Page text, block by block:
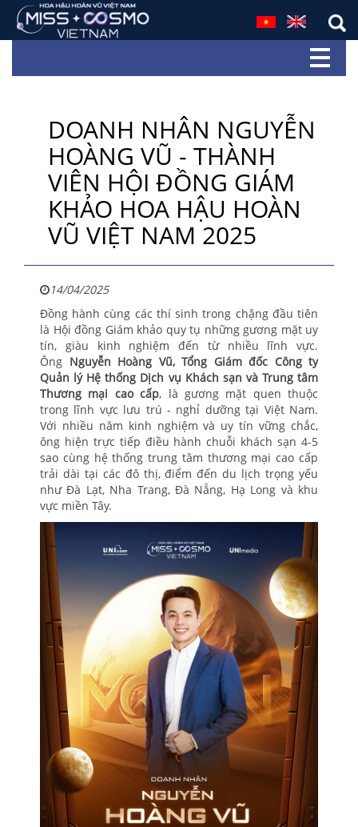
DOANH NHÂN NGUYỄN
HOÀNG VŨ - THÀNH
VIÊN HỘI ĐỒNG GIÁM
KHẢO HOA HẬU HOÀN
VŨ VIỆT NAM 2025
14/04/2025
Đồng hành cùng các thí sinh trong chặng đầu tiên
là Hội đồng Giám khảo quy tụ những gương mặt uy
tín, giàu kinh nghiệm đến từ nhiều lĩnh vực.
Ông Nguyễn Hoàng Vũ, Tổng Giám đốc Công ty
Quản lý Hệ thống Dịch vụ Khách sạn và Trung tâm
Thương mại cao cấp, là gương mặt quen thuộc
trong lĩnh vực lưu trú - nghỉ dưỡng tại Việt Nam.
Với nhiều năm kinh nghiệm và uy tín vững chắc,
ông hiện trực tiếp điều hành chuỗi khách sạn 4-5
sao cùng hệ thống trung tâm thương mại cao cấp
trải dài tại các đô thị, điểm đến du lịch trọng yếu
như Đà Lạt, Nha Trang, Đà Nẵng, Hạ Long và khu
vực miền Tây.